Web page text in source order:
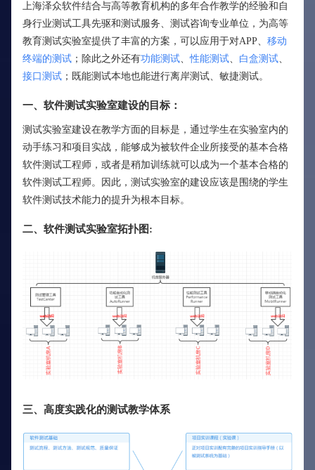
上海泽众软件结合与高等教育机构的多年合作教学的经验和自
身行业测试工具先驱和测试服务、测试咨询专业单位，为高等
教育测试实验室提供了丰富的方案，可以应用于对APP、 移动
终端的测试 ；除此之外还有功能测试、性能测试、 白盒测试、
接口测试 ；既能测试本地也能进行离岸测试、敏捷测试。
一、软件测试实验室建设的目标：
测试实验室建设在教学方面的目标是，通过学生在实验室内的
动手练习和项目实战，能够成为被软件企业所接受的基本合格
软件测试工程师，或者是稍加训练就可以成为一个基本合格的
软件测试工程师。因此，测试实验室的建设应该是围绕的学生
软件测试技术能力的提升为根本目标。
二、软件测试实验室拓扑图:
三、高度实践化的测试教学体系